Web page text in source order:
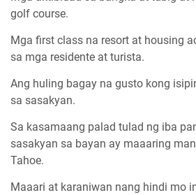
golf course.
Mga first class na resort at housing
sa mga residente at turista.
Ang huling bagay na gusto kong
sa sasakyan.
Sa kasamaang palad tulad ng iba
sasakyan sa bayan ay maaaring
Tahoe.
Maaari at karaniwan nang hindi mo